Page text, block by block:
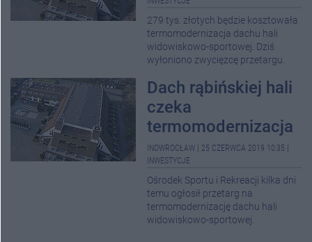
279 tys. złotych będzie kosztowała
termomodernizacja dachu hali
widowiskowo-sportowej. Dziś
wyłoniono zwycięzcę przetargu.
Dach rąbińskiej hali
czeka
termomodernizacja
INOWROCŁAW 25 CZERWCA 2019 10:35
INWESTYCJE
Ośrodek Sportu i Rekreacji kilka dni
temu ogłosił przetarg na
termomodernizację dachu hali
widowiskowo-sportowej.